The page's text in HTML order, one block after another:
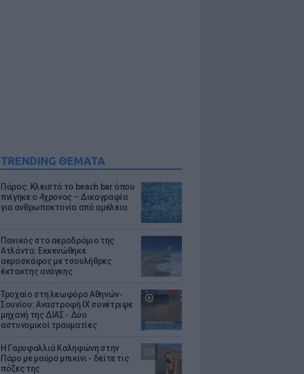
TRENDING ΘΕΜΑΤΑ
Πάρος: Κλειστό το beach bar όπου
πνίγηκε ο 4χρονος – Δικογραφία
για ανθρωποκτονία από αμέλεια
Πανικός στο αεροδρόμιο της
Ατλάντα: Εκκενώθηκε
αεροσκάφος με τσουλήθρες
έκτακτης ανάγκης
Τροχαίο στη λεωφόρο Αθηνών-
Σουνίου: Αναστροφή ΙΧ συνέτριψε
μηχανή της ΔΙΑΣ - Δύο
αστυνομικοί τραυματίες
Η Γαρυφαλλιά Καληφώνη στην
Πάρο με μαύρο μπικίνι - δείτε τις
πόζες της